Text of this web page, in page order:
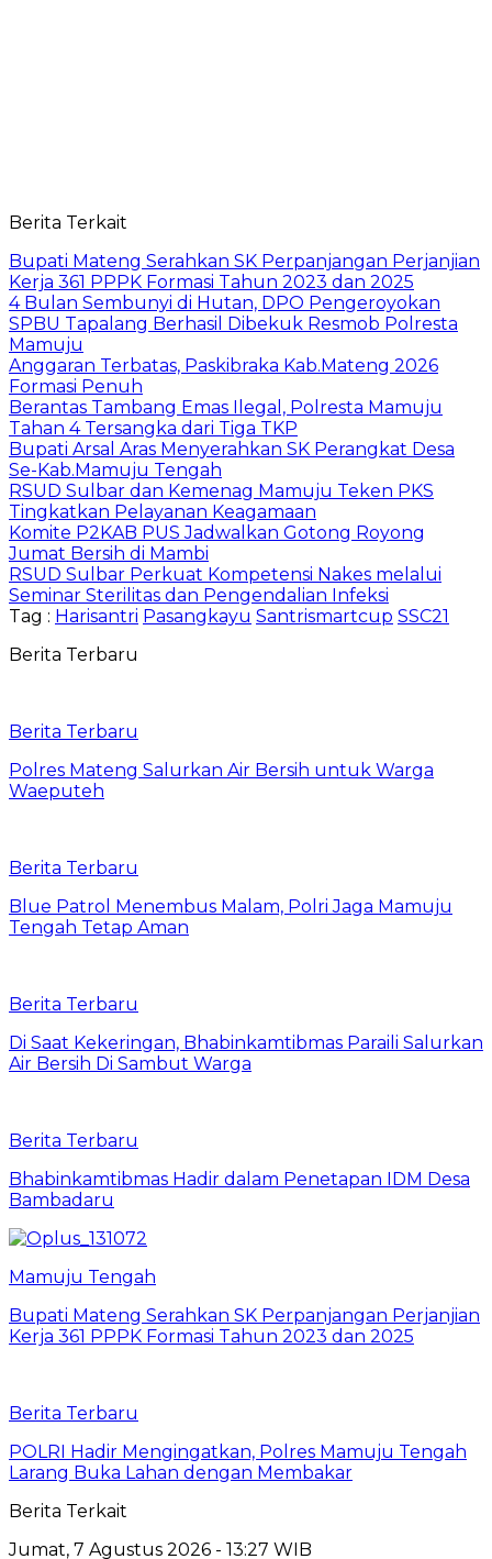
Berita Terkait
Bupati Mateng Serahkan SK Perpanjangan Perjanjian
Kerja 361 PPPK Formasi Tahun 2023 dan 2025
4 Bulan Sembunyi di Hutan, DPO Pengeroyokan
SPBU Tapalang Berhasil Dibekuk Resmob Polresta
Mamuju
Anggaran Terbatas, Paskibraka Kab.Mateng 2026
Formasi Penuh
Berantas Tambang Emas Ilegal, Polresta Mamuju
Tahan 4 Tersangka dari Tiga TKP
Bupati Arsal Aras Menyerahkan SK Perangkat Desa
Se-Kab.Mamuju Tengah
RSUD Sulbar dan Kemenag Mamuju Teken PKS
Tingkatkan Pelayanan Keagamaan
Komite P2KAB PUS Jadwalkan Gotong Royong
Jumat Bersih di Mambi
RSUD Sulbar Perkuat Kompetensi Nakes melalui
Seminar Sterilitas dan Pengendalian Infeksi
Tag : Harisantri Pasangkayu Santrismartcup SSC21
Berita Terbaru
Berita Terbaru
Polres Mateng Salurkan Air Bersih untuk Warga
Waeputeh
Berita Terbaru
Blue Patrol Menembus Malam, Polri Jaga Mamuju
Tengah Tetap Aman
Berita Terbaru
Di Saat Kekeringan, Bhabinkamtibmas Paraili Salurkan
Air Bersih Di Sambut Warga
Berita Terbaru
Bhabinkamtibmas Hadir dalam Penetapan IDM Desa
Bambadaru
Mamuju Tengah
Bupati Mateng Serahkan SK Perpanjangan Perjanjian
Kerja 361 PPPK Formasi Tahun 2023 dan 2025
Berita Terbaru
POLRI Hadir Mengingatkan, Polres Mamuju Tengah
Larang Buka Lahan dengan Membakar
Berita Terkait
Jumat, 7 Agustus 2026 - 13:27 WIB